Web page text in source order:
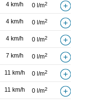
4 km/h 0 l/m2
4 km/h 0 l/m2
4 km/h 0 l/m2
7 km/h 0 l/m2
11 km/h 0 l/m2
11 km/h 0 l/m2